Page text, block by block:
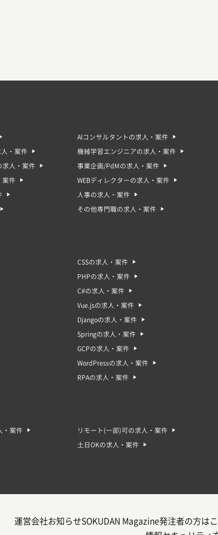
AIコンサルタントの求人・案件
・案件 機械学習エンジニアの求人・案件
求人・案件 事業企画/PdMの求人・案件
案件 WEBディレクターの求人・案件
人事の求人・案件
その他専門職の求人・案件
CSSの求人・案件
PHPの求人・案件
C#の求人・案件
Vue.jsの求人・案件
Djangoの求人・案件
Springの求人・案件
GCPの求人・案件
WordPressの求人・案件
RPAの求人・案件
・案件 リモート(一部)可の求人・案件
土日OKの求人・案件
運営会社お知らせSOKUDAN Magazine発注者の方は